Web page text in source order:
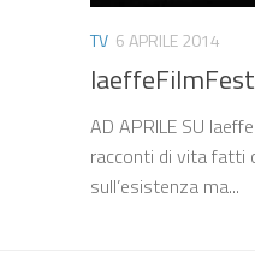
TV 6 APRILE 2014
AD APRILE SU
racconti di vita fatti
sull’esistenza ma...